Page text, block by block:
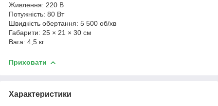
Живлення: 220 В
Потужність: 80 Вт
Швидкість обертання: 5 500 об/хв
Габарити: 25 × 21 × 30 см
Вага: 4,5 кг
Приховати
Характеристики